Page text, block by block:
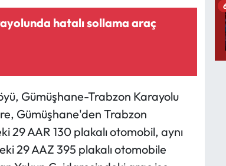
hatalı sollama araç
Gümüşhane-Trabzon Karayolu
Gümüşhane'den Trabzon
29 AAR 130 plakalı otomobil, aynı
29 AAZ 395 plakalı otomobile